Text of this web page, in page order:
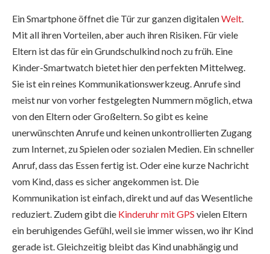
Ein Smartphone öffnet die Tür zur ganzen digitalenWelt
Mit all ihren Vorteilen, aber auch ihren Risiken. Für viele
Eltern ist das für ein Grundschulkind noch zu früh. Eine
Kinder-Smartwatch bietet hier den perfekten Mittelweg.
Sie ist ein reines Kommunikationswerkzeug. Anrufe sind
meist nur von vorher festgelegten Nummern möglich, etwa
von den Eltern oder Großeltern. So gibt es keine
unerwünschten Anrufe und keinen unkontrollierten Zugang
zum Internet, zu Spielen oder sozialen Medien. Ein schneller
Anruf, dass das Essen fertig ist. Oder eine kurze Nachricht
vom Kind, dass es sicher angekommen ist. Die
Kommunikation ist einfach, direkt und auf das Wesentliche
reduziert. Zudem gibt die Kinderuhr mit GPS vielen Eltern
ein beruhigendes Gefühl, weil sie immer wissen, wo ihr Kind
gerade ist. Gleichzeitig bleibt das Kind unabhängig und